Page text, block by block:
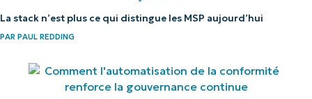
La stack n’est plus ce qui distingue les MSP aujourd’hui
PAR PAUL REDDING